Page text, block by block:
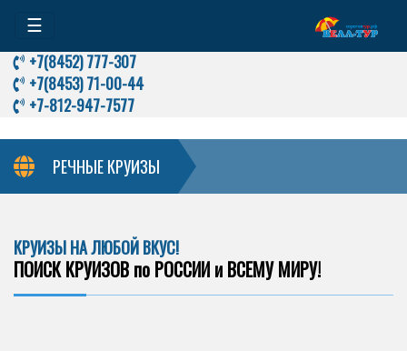
☰
+7(8452) 777-307
+7(8453) 71-00-44
+7-812-947-7577
РЕЧНЫЕ КРУИЗЫ
КРУИЗЫ НА ЛЮБОЙ ВКУС!
ПОИСК КРУИЗОВ по РОССИИ и ВСЕМУ МИРУ!